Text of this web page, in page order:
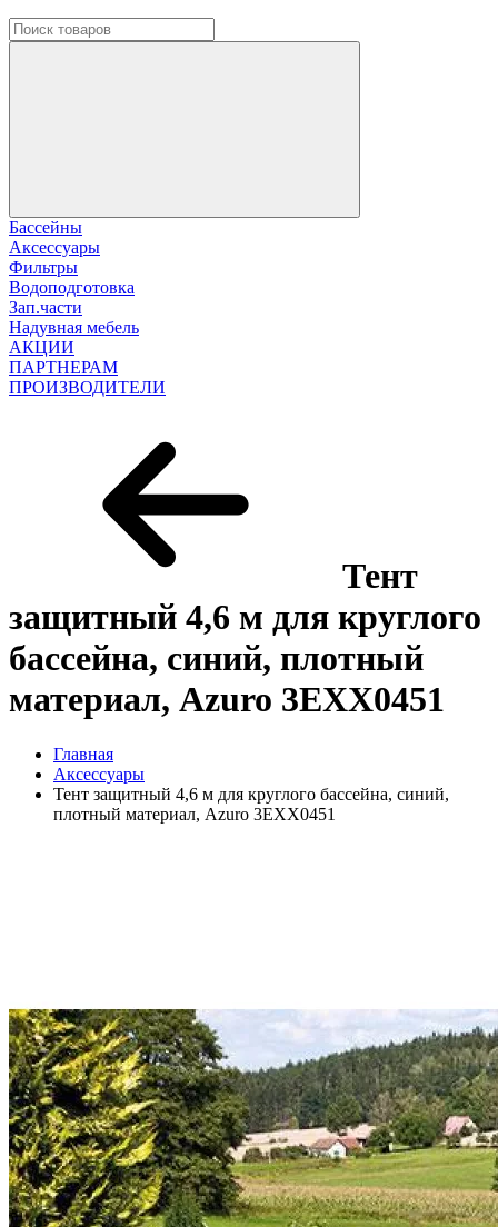
Бассейны
Аксессуары
Фильтры
Водоподготовка
Зап.части
Надувная мебель
АКЦИИ
ПАРТНЕРАМ
ПРОИЗВОДИТЕЛИ
Тент
защитный 4,6 м для круглого
бассейна, синий, плотный
материал, Azuro 3EXX0451
Главная
Аксессуары
Тент защитный 4,6 м для круглого бассейна, синий,
плотный материал, Azuro 3EXX0451